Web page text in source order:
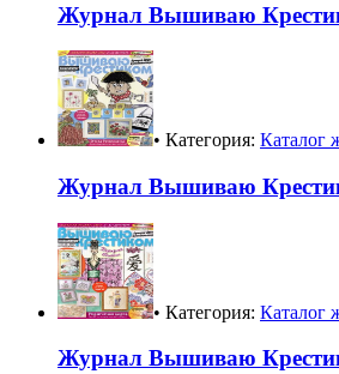
Журнал Вышиваю
• Категория: Каталог
Журнал Вышиваю
• Категория: Каталог
Журнал Вышиваю